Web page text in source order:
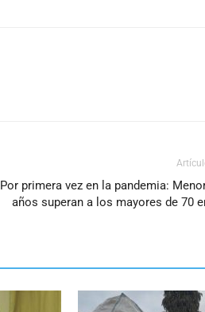
Por primera vez en la pandemia:
años superan a los mayores de 70